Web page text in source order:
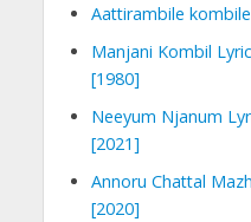
Aattirambile
Manjani Kombil
[1980]
Neeyum Njanum
[2021]
Annoru Chattal
[2020]